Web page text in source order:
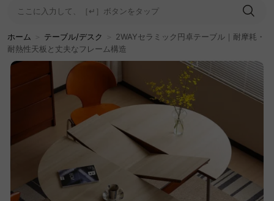
ここに入力して、［↵］ボタンをタップ
ホーム テーブル/デスク
2WAYセラミック円卓テーブル｜耐摩耗・
耐熱性天板と丈夫なフレーム構造